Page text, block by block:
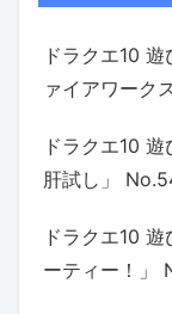
ドラクエ10
ァイアワーク
ドラクエ10
肝試し」
ドラクエ10
ーティー！」